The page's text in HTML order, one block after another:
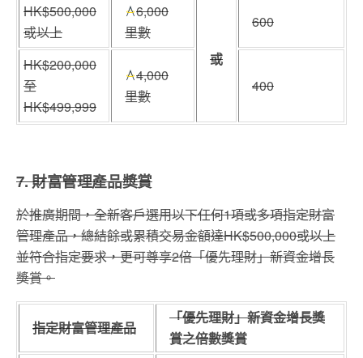
HK$500,000
或以上
6,000
里數
或
600
HK$200,000
至
HK$499,999
4,000
里數
400
7. 財富管理產品獎賞
於推廣期間，全新客戶選用以下任何1項或多項指定財富
管理產品，總結餘或累積交易金額達HK$500,000或以上
並符合指定要求，更可尊享2倍「優先理財」新資金增長
獎賞。
指定財富管理產品
「優先理財」新資金增長獎
賞之倍數獎賞